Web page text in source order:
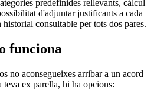
predefinides rellevants, càlcul
d'adjuntar justificants a cada
historial consultable per tots dos pares.
funciona
no aconsegueixes arribar a un acord
teva ex parella, hi ha opcions: